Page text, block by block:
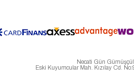
Necati Gün
Eski Kuyumcular Mah. Kızılay Cd.